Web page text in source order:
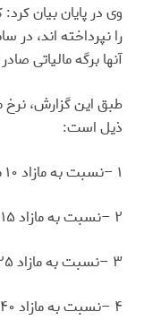
وی در پایان بیان
را نپرداخته اند، در
آنها برگه مالیاتی
طبق این گزارش، نرخ
ذیل است:
۱ –نسبت به مازاد ۱۰ میلیارد تا ۱۵ میلیارد تومان؛ یک در هزار
۲ –نسبت به مازاد ۱۵ میلیارد تا ۲۵ میلیارد تومان؛ دو در هزار
۳ –نسبت به مازاد ۲۵ میلیارد تا ۴۰ میلیارد تومان؛ سه در هزار
۴ –نسبت به مازاد ۴۰ میلیارد تا ۶۰ میلیارد تومان؛ چهار در هزار